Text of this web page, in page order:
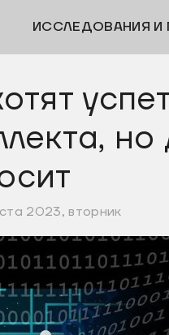
ИССЛЕДОВАНИЯ И
2023, вторник